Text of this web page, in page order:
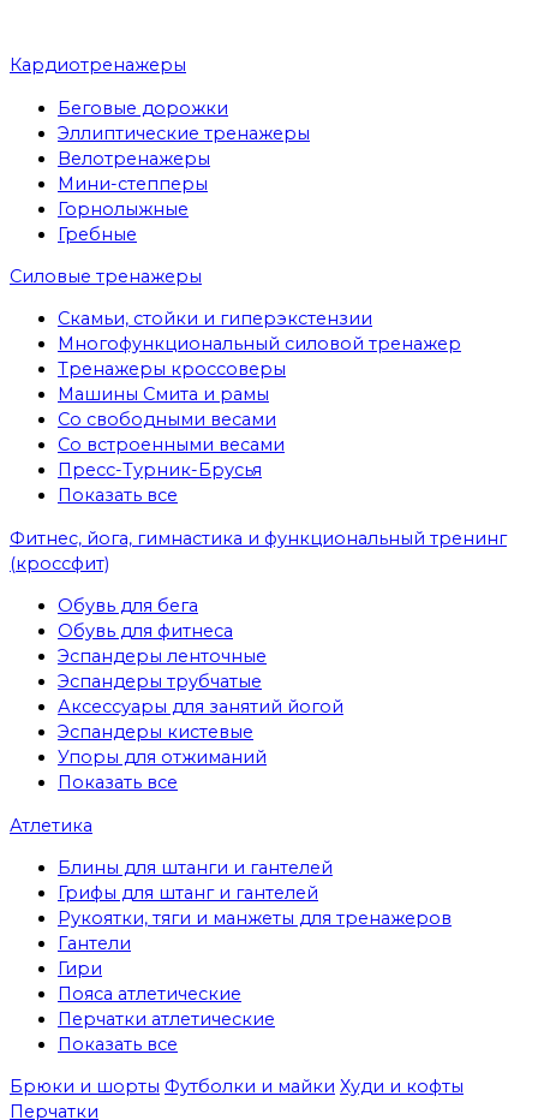
Кардиотренажеры
Беговые дорожки
Эллиптические тренажеры
Велотренажеры
Мини-степперы
Горнолыжные
Гребные
Cиловые тренажеры
Скамьи, стойки и гиперэкстензии
Многофункциональный силовой тренажер
Тренажеры кроссоверы
Машины Смита и рамы
Со свободными весами
Со встроенными весами
Пресс-Турник-Брусья
Показать все
Фитнес, йога, гимнастика и функциональный тренинг
(кроссфит)
Обувь для бега
Обувь для фитнеса
Эспандеры ленточные
Эспандеры трубчатые
Аксессуары для занятий йогой
Эспандеры кистевые
Упоры для отжиманий
Показать все
Атлетика
Блины для штанги и гантелей
Грифы для штанг и гантелей
Рукоятки, тяги и манжеты для тренажеров
Гантели
Гири
Пояса атлетические
Перчатки атлетические
Показать все
Брюки и шорты Футболки и майки Худи и кофты
Перчатки